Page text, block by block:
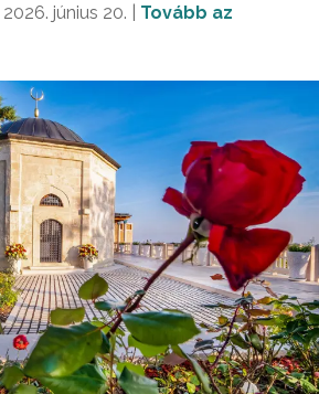
2026. június 20. | Tovább az